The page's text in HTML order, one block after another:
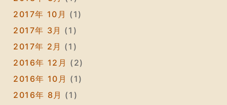
2017年 10月 (1)
2017年 3月 (1)
2017年 2月 (1)
2016年 12月 (2)
2016年 10月 (1)
2016年 8月 (1)